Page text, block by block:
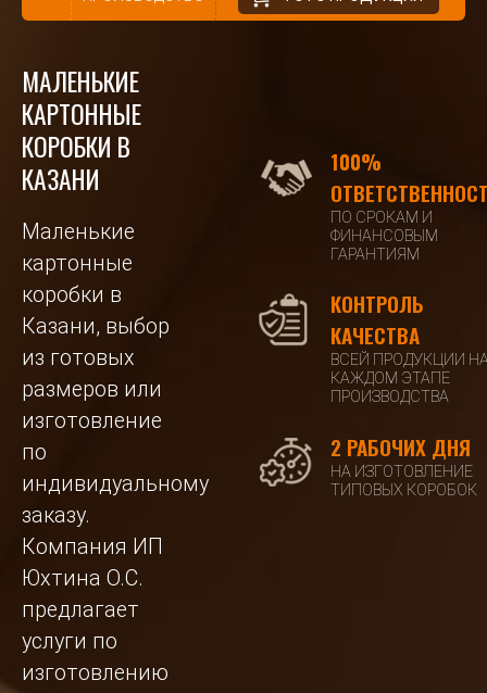
МАЛЕНЬКИЕ
КАРТОННЫЕ
КОРОБКИ В
КАЗАНИ
Маленькие
картонные
коробки в
Казани, выбор
из готовых
размеров или
изготовление
по
индивидуальному
заказу.
Компания ИП
Юхтина О.С.
предлагает
услуги по
изготовлению
100%
ПО СРОКАМ И
ФИНАНСОВЫМ
ГАРАНТИЯМ
КОНТРОЛЬ
КАЧЕСТВА
ВСЕЙ ПРОДУКЦИИ
КАЖДОМ ЭТАПЕ
ПРОИЗВОДСТВА
2 РАБОЧИХ ДНЯ
НА ИЗГОТОВЛЕНИЕ
ТИПОВЫХ КОРОБОК